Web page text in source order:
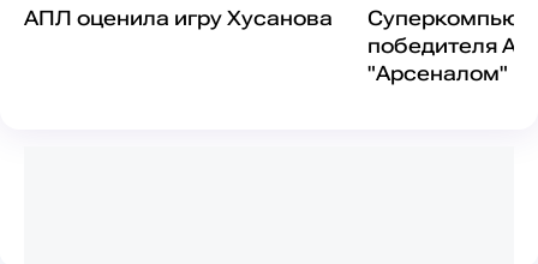
АПЛ оценила игру Хусанова
победителя
"Арсеналом" и